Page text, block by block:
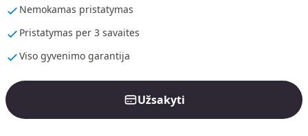
Nemokamas pristatymas
Pristatymas per 3 savaites
Viso gyvenimo garantija
Užsakyti